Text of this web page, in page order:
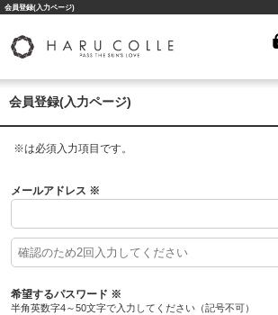
会員登録(入力ページ)
会員登録(入力ページ)
※は必須入力項目です。
メールアドレス ※
希望するパスワード ※
半角英数字4～50文字で入力してください（記号不可）